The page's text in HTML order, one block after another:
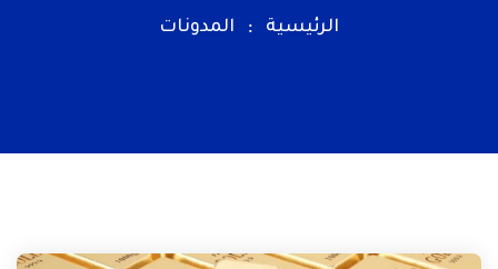
المدونات الرئيسية